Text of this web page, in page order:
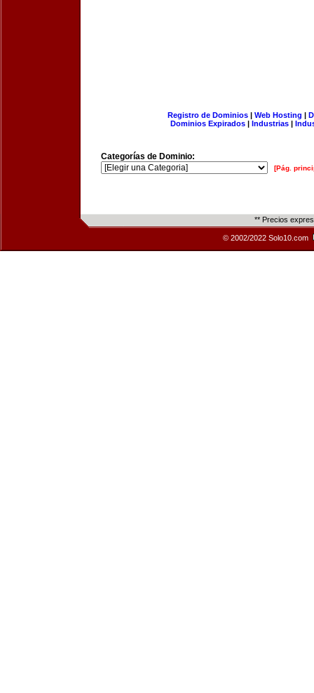
Registro de Dominios| Web Hosting |
Dominios Expirados | Industrias |
Categorías de Dominio:
[Pág.
** Precios
© 2002/2022 Solo10.com